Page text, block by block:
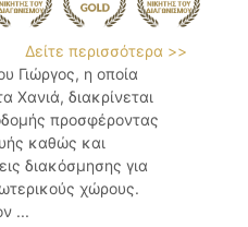
Δείτε περισσότερα >>
Γιώργος, η οποία
Χανιά, διακρίνεται
προσφέροντας
καθώς και
διακόσμησης για
χώρους.
...